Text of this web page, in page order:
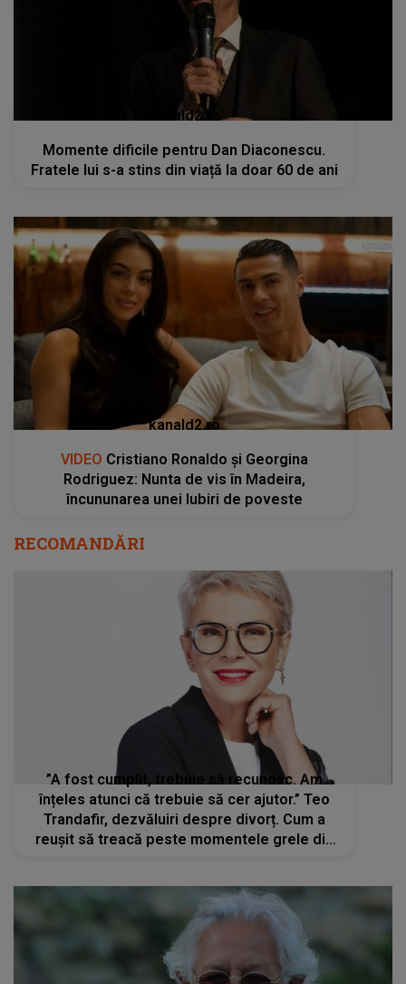
kanald2.ro
Momente dificile pentru Dan Diaconescu.
Fratele lui s-a stins din viață la doar 60 de ani
kanald2.ro
VIDEO Cristiano Ronaldo și Georgina
Rodriguez: Nunta de vis în Madeira,
încununarea unei Iubiri de poveste
RECOMANDĂRI
”A fost cumplit, trebuie să recunosc. Am
înțeles atunci că trebuie să cer ajutor.” Teo
Trandafir, dezvăluiri despre divorț. Cum a
reușit să treacă peste momentele grele din